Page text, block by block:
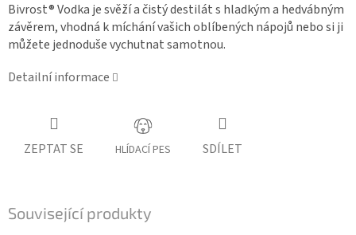
Bivrost® Vodka je svěží a čistý destilát s hladkým a hedvábným
závěrem, vhodná k míchání vašich oblíbených nápojů nebo si ji
můžete jednoduše vychutnat samotnou.
Detailní informace
ZEPTAT SE HLÍDACÍ PES SDÍLET
Související produkty